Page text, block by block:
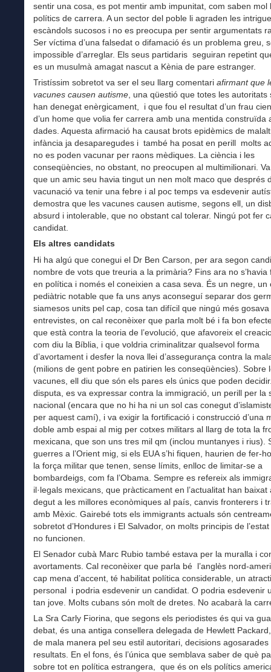
sentir una cosa, es pot mentir amb impunitat, com saben mol
polítics de carrera. A un sector del poble li agraden les
escàndols sucosos i no es preocupa per sentir argumentats
Ser víctima d’una falsedat o difamació és un problema greu,
impossible d’arreglar. Els seus partidaris seguiran repetint
es un musulmà amagat nascut a Kènia de pare estranger.
Tristíssim sobretot va ser el seu llarg comentari afirmant que
vacunes causen autisme, una qüestió que totes les autoritats
han denegat enèrgicament, i que fou el resultat d’un frau
d’un home que volia fer carrera amb una mentida construïda
dades. Aquesta afirmació ha causat brots epidèmics de
infància ja desaparegudes i també ha posat en perill molts
no es poden vacunar per raons mèdiques. La ciència i les
conseqüències, no obstant, no preocupen al multimilionari.
que un amic seu havia tingut un nen molt maco que després
vacunació va tenir una febre i al poc temps va esdevenir
demostra que les vacunes causen autisme, segons ell, un
absurd i intolerable, que no obstant cal tolerar. Ningú pot fer
candidat.
Els altres candidats
Hi ha algú que conegui el Dr Ben Carson, per ara segon
nombre de vots que treuria a la primària? Fins ara no s’havia
en política i només el coneixien a casa seva. És un negre, un
pediàtric notable que fa uns anys aconseguí separar dos
siamesos units pel cap, cosa tan difícil que ningú més gosava
entrevistes, on cal reconèixer que parla molt bé i fa bon
que està contra la teoria de l’evolució, que afavoreix el
com diu la Bíblia, i que voldria criminalitzar qualsevol forma
d’avortament i desfer la nova llei d’assegurança contra la
(milions de gent pobre en patirien les conseqüències). Sobre
vacunes, ell diu que són els pares els únics que poden
disputa, es va expressar contra la immigració, un perill per la
nacional (encara que no hi ha ni un sol cas conegut
per aquest camí), i va exigir la fortificació i construcció d’una
doble amb espai al mig per cotxes militars al llarg de tota la
mexicana, que son uns tres mil qm (inclou muntanyes i rius).
guerres a l’Orient mig, si els EUA s’hi fiquen, haurien de fer-
la força militar que tenen, sense límits, enlloc de limitar-se a
bombardeigs, com fa l’Obama. Sempre es refereix als
il·legals mexicans, que pràcticament en l’actualitat han baixat
degut a les millores econòmiques al país, canvis fronterers i
amb Mèxic. Gairebé tots els immigrants actuals són
sobretot d’Hondures i El Salvador, on molts principis de
no funcionen.
El Senador cubà Marc Rubio també estava per la muralla i
avortaments. Cal reconèixer que parla bé l’anglès nord-
cap mena d’accent, té habilitat política considerable, un
personal i podria esdevenir un candidat. O podria esdevenir
tan jove. Molts cubans són molt de dretes. No acabarà la
La Sra Carly Fiorina, que segons els periodistes és qui va
debat, és una antiga consellera delegada de Hewlett
de mala manera pel seu estil autoritari, decisions agosarades
resultats. En el fons, és l’única que semblava saber de què
sobre tot en política estrangera, que és on els polítics